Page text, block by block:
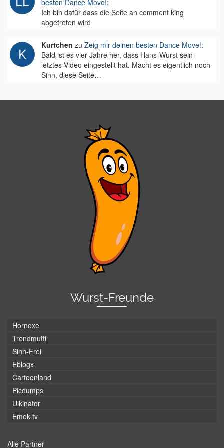
besten Dance Move!:
Ich bin dafür dass die Seite an comment king
abgetreten wird
Kurtchen zu Zeig mir deinen besten Dance Move!:
Bald ist es vier Jahre her, dass Hans-Wurst sein
letztes Video eingestellt hat. Macht es eigentlich noch
Sinn, diese Seite…
Wurst-Freunde
Hornoxe
Trendmutti
Sinn-Frei
Eblogx
Cartoonland
Picdumps
Ulkinator
Emok.tv
Alle Partner